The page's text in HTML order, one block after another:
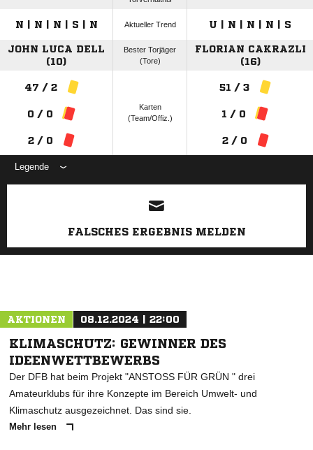
N | N | N | S | N Aktueller Trend U | N | N | N | S
JOHN LUCA DELL
(10)
Bester Torjäger
(Tore)
FLORIAN CAKRAZLI
(16)
47 / 2
0 / 0
2 / 0
Karten
(Team/Offiz.)
51 / 3
1 / 0
2 / 0
Legende
ANZEIGE
FALSCHES ERGEBNIS MELDEN
AKTIONEN 08.12.2024 | 22:00
KLIMASCHUTZ: GEWINNER DES
IDEENWETTBEWERBS
Der DFB hat beim Projekt "ANSTOSS FÜR GRÜN " drei
Amateurklubs für ihre Konzepte im Bereich Umwelt- und
Klimaschutz ausgezeichnet. Das sind sie.
Mehr lesen